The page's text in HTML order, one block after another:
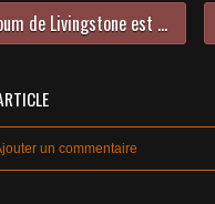
Le nouvel album de Livingstone est disponible !
un commentaire